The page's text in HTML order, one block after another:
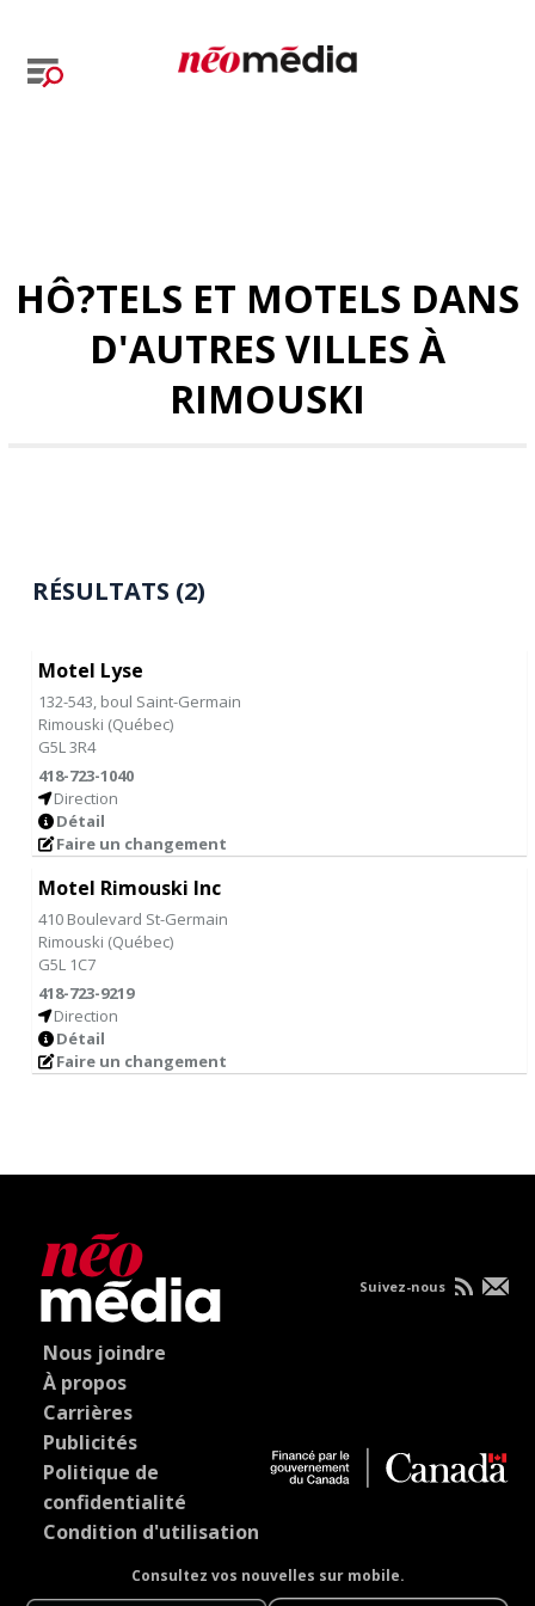
HÔ?TELS ET MOTELS DANS
D'AUTRES VILLES À
RIMOUSKI
RÉSULTATS (2)
Motel Lyse
132-543, boul Saint-Germain
Rimouski (Québec)
G5L 3R4
418-723-1040
Direction
Détail
Faire un changement
Motel Rimouski Inc
410 Boulevard St-Germain
Rimouski (Québec)
G5L 1C7
418-723-9219
Direction
Détail
Faire un changement
Nous joindre
À propos
Carrières
Publicités
Politique de
confidentialité
Condition d'utilisation
Consultez vos nouvelles sur mobile.
Suivez-nous